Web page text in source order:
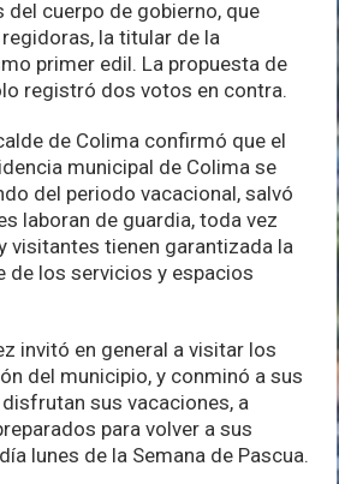
cuerpo de gobierno, que
la titular de la
primer edil. La propuesta de
registró dos votos en contra.
de Colima confirmó que el
municipal de Colima se
del periodo vacacional, salvó
laboran de guardia, toda vez
visitantes tienen garantizada la
de los servicios y espacios
invitó en general a visitar los
del municipio, y conminó a sus
sus vacaciones, a
para volver a sus
lunes de la Semana de Pascua.